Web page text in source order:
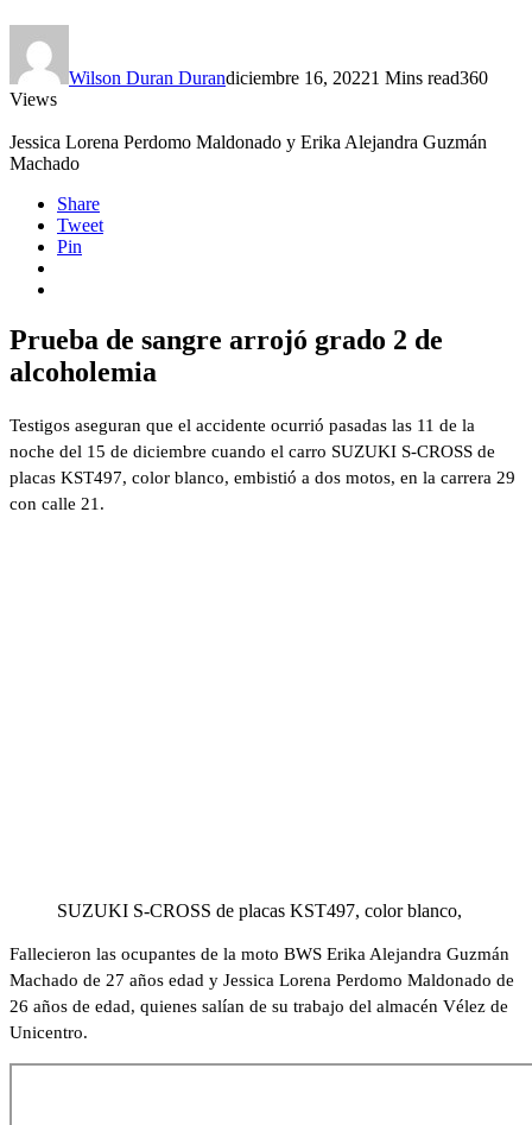
Wilson Duran Durandiciembre 16, 20221 Mins read360
Views
Jessica Lorena Perdomo Maldonado y Erika Alejandra Guzmán
Machado
Share
Tweet
Pin
Prueba de sangre arrojó grado 2 de
alcoholemia
Testigos aseguran que el accidente ocurrió pasadas las 11 de la
noche del 15 de diciembre cuando el carro SUZUKI S-CROSS de
placas KST497, color blanco, embistió a dos motos, en la carrera 29
con calle 21.
SUZUKI S-CROSS de placas KST497, color blanco,
Fallecieron las ocupantes de la moto BWS Erika Alejandra Guzmán
Machado de 27 años edad y Jessica Lorena Perdomo Maldonado de
26 años de edad, quienes salían de su trabajo del almacén Vélez de
Unicentro.